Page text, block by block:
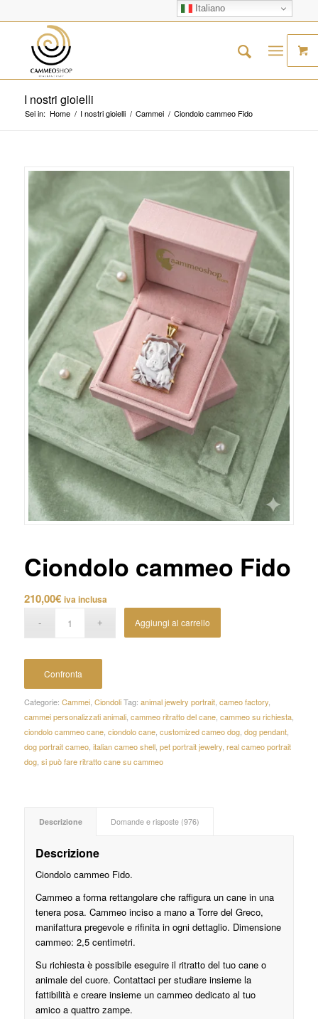
I nostri gioielli
Sei in: Home / I nostri gioielli / Cammei / Ciondolo cammeo Fido
Ciondolo cammeo Fido
210,00€ iva inclusa
Aggiungi al carrello
Confronta
Categorie: Cammei, Ciondoli Tag: animal jewelry portrait, cameo factory,
cammei personalizzati animali, cammeo ritratto del cane, cammeo su richiesta,
ciondolo cammeo cane, ciondolo cane, customized cameo dog, dog pendant,
dog portrait cameo, italian cameo shell, pet portrait jewelry, real cameo portrait
dog, si può fare ritratto cane su cammeo
Descrizione Domande e risposte (976)
Descrizione
Ciondolo cammeo Fido.
Cammeo a forma rettangolare che raffigura un cane in una
tenera posa. Cammeo inciso a mano a Torre del Greco,
manifattura pregevole e rifinita in ogni dettaglio. Dimensione
cammeo: 2,5 centimetri.
Su richiesta è possibile eseguire il ritratto del tuo cane o
animale del cuore. Contattaci per studiare insieme la
fattibilità e creare insieme un cammeo dedicato al tuo
amico a quattro zampe.
Italiano